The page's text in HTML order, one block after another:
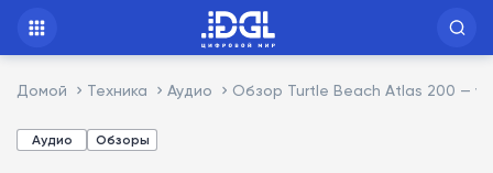
Домой Техника Аудио Обзор Turtle Beach Atlas 200 —
Аудио Обзоры